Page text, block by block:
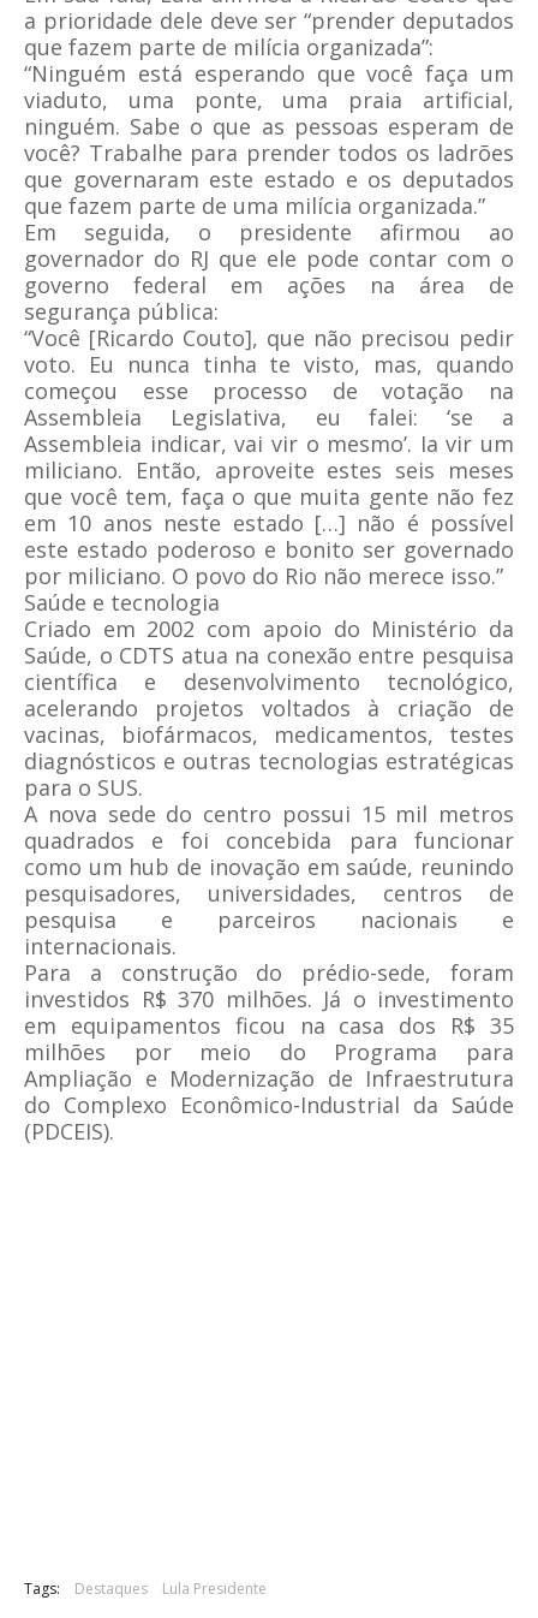
a prioridade dele deve ser “prender deputados
que fazem parte de milícia organizada”:
“Ninguém está esperando que você faça um
viaduto, uma ponte, uma praia artificial,
ninguém. Sabe o que as pessoas esperam de
você? Trabalhe para prender todos os ladrões
que governaram este estado e os deputados
que fazem parte de uma milícia organizada.”
Em seguida, o presidente afirmou ao
governador do RJ que ele pode contar com o
governo federal em ações na área de
segurança pública:
“Você [Ricardo Couto], que não precisou pedir
voto. Eu nunca tinha te visto, mas, quando
começou esse processo de votação na
Assembleia Legislativa, eu falei: ‘se a
Assembleia indicar, vai vir o mesmo’. Ia vir um
miliciano. Então, aproveite estes seis meses
que você tem, faça o que muita gente não fez
em 10 anos neste estado […] não é possível
este estado poderoso e bonito ser governado
por miliciano. O povo do Rio não merece isso.”
Saúde e tecnologia
Criado em 2002 com apoio do Ministério da
Saúde, o CDTS atua na conexão entre pesquisa
científica e desenvolvimento tecnológico,
acelerando projetos voltados à criação de
vacinas, biofármacos, medicamentos, testes
diagnósticos e outras tecnologias estratégicas
para o SUS.
A nova sede do centro possui 15 mil metros
quadrados e foi concebida para funcionar
como um hub de inovação em saúde, reunindo
pesquisadores, universidades, centros de
pesquisa e parceiros nacionais e
internacionais.
Para a construção do prédio-sede, foram
investidos R$ 370 milhões. Já o investimento
em equipamentos ficou na casa dos R$ 35
milhões por meio do Programa para
Ampliação e Modernização de Infraestrutura
do Complexo Econômico-Industrial da Saúde
(PDCEIS).
Tags: Destaques Lula Presidente